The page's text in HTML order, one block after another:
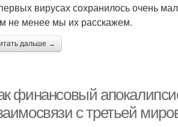
вирусах сохранилось очень
не менее мы их расскажем.
дальше →
финансовый
с третьей